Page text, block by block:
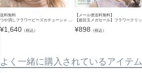
送料無料
つや消しフラワービーズカチューシャ 白 おしゃれ キッズ レディース 大人 髪飾り ヘアアクセサリーTAK
¥1,640 （税込）
【メール便送料無料】
【超目玉メガセール】フラワークリップ ベビー・キッズ 髪飾り ヘアクリップ ヘアアクセサリー YUP4《メール便優先商品》
¥898 （税込）
よく一緒に購入されているアイテム